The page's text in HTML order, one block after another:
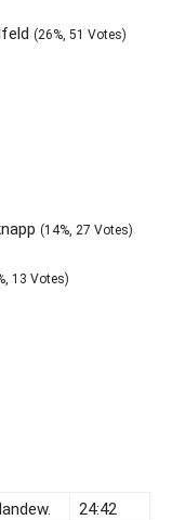
(26%, 51 Votes)
(14%, 27 Votes)
13 Votes)
24:42